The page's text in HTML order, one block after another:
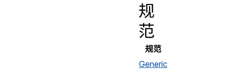
规
范
规范
Generic